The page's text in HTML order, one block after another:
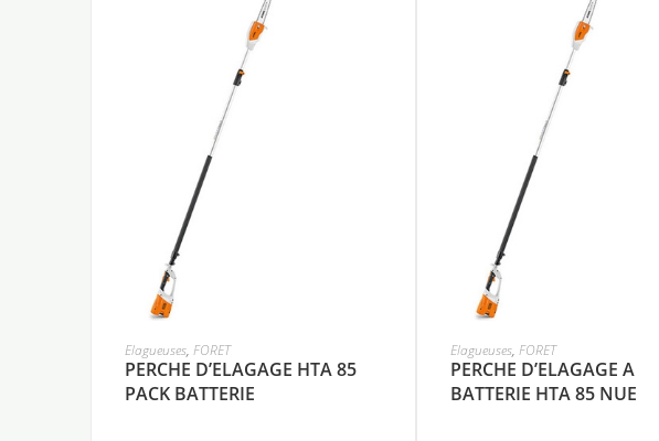
Elagueuses, FORET
PERCHE D’ELAGAGE HTA 85
PACK BATTERIE
Elagueuses, FORET
PERCHE D’ELAGAGE A
BATTERIE HTA 85 NUE